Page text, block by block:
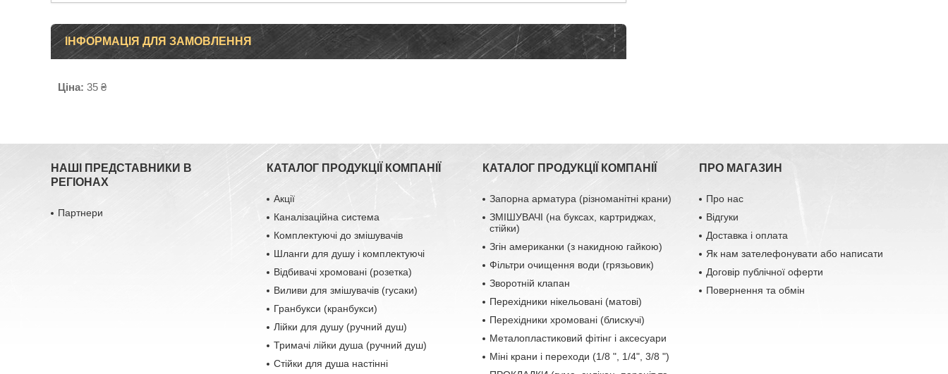
ІНФОРМАЦІЯ ДЛЯ ЗАМОВЛЕННЯ
Ціна: 35 ₴
НАШІ ПРЕДСТАВНИКИ В
РЕГІОНАХ
Партнери
КАТАЛОГ ПРОДУКЦІЇ КОМПАНІЇ
Акції
Каналізаційна система
Комплектуючі до змішувачів
Шланги для душу і комплектуючі
Відбивачі хромовані (розетка)
Виливи для змішувачів (гусаки)
Гранбукси (кранбукси)
Лійки для душу (ручний душ)
Тримачі лійки душа (ручний душ)
Стійки для душа настінні
КАТАЛОГ ПРОДУКЦІЇ КОМПАНІЇ
Запорна арматура (різноманітні крани)
ЗМІШУВАЧІ (на буксах, картриджах,
стійки)
Згін американки (з накидною гайкою)
Фільтри очищення води (грязьовик)
Зворотній клапан
Перехідники нікельовані (матові)
Перехідники хромовані (блискучі)
Металопластиковий фітінг і аксесуари
Міні крани і переходи (1/8 ", 1/4", 3/8 ")
ПРО МАГАЗИН
Про нас
Відгуки
Доставка і оплата
Як нам зателефонувати або написати
Договір публічної оферти
Повернення та обмін